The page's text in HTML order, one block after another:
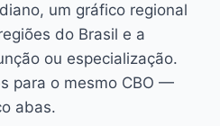
um gráfico regional
do Brasil e a
ou especialização.
para o mesmo CBO —
abas.